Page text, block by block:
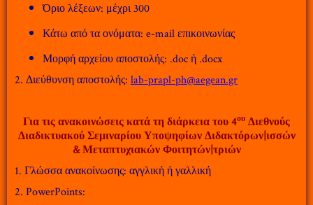
Όριο λέξεων: μέχρι 300
Κάτω από τα ονόματα: e-mail επικοινωνίας
Μορφή αρχείου αποστολής: .doc ή .docx
2. Διεύθυνση αποστολής: lab-prapl-ph@aegean.gr
Για τις ανακοινώσεις κατά τη διάρκεια του 4ου Διεθνούς
Διαδικτυακού Σεμιναρίου Υποψηφίων Διδακτόρων|ισσών
& Μεταπτυχιακών Φοιτητών|τριών
1. Γλώσσα ανακοίνωσης: αγγλική ή γαλλική
2. PowerPoints: